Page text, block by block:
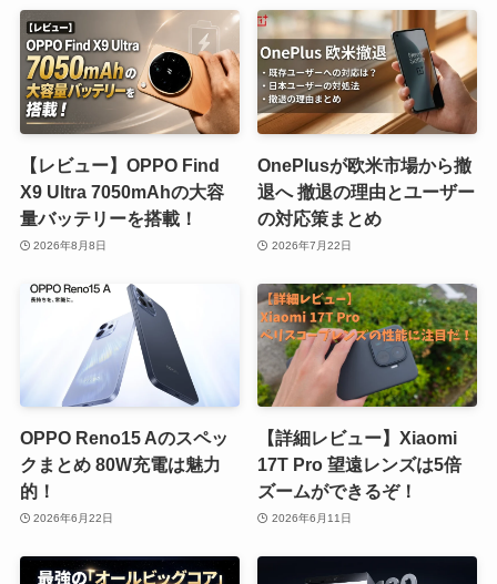
【レビュー】OPPO Find
X9 Ultra 7050mAhの大容
量バッテリーを搭載！
2026年8月8日
OnePlusが欧米市場から撤
退へ 撤退の理由とユーザー
の対応策まとめ
2026年7月22日
OPPO Reno15 Aのスペッ
クまとめ 80W充電は魅力
的！
2026年6月22日
【詳細レビュー】Xiaomi
17T Pro 望遠レンズは5倍
ズームができるぞ！
2026年6月11日